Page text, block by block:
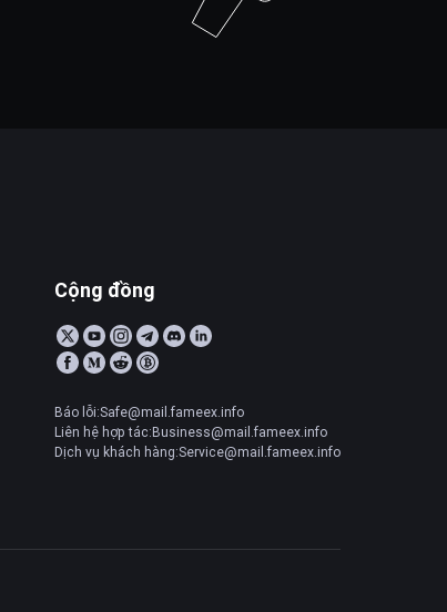
Cộng đồng
Báo lỗi:Safe@mail.fameex.info
Liên hệ hợp tác:Business@mail.fameex.info
Dịch vụ khách hàng:Service@mail.fameex.info